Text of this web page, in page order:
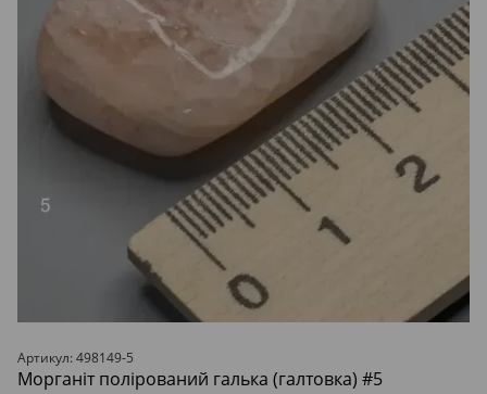
Артикул: 498149-5
Морганіт полірований галька (галтовка) #5